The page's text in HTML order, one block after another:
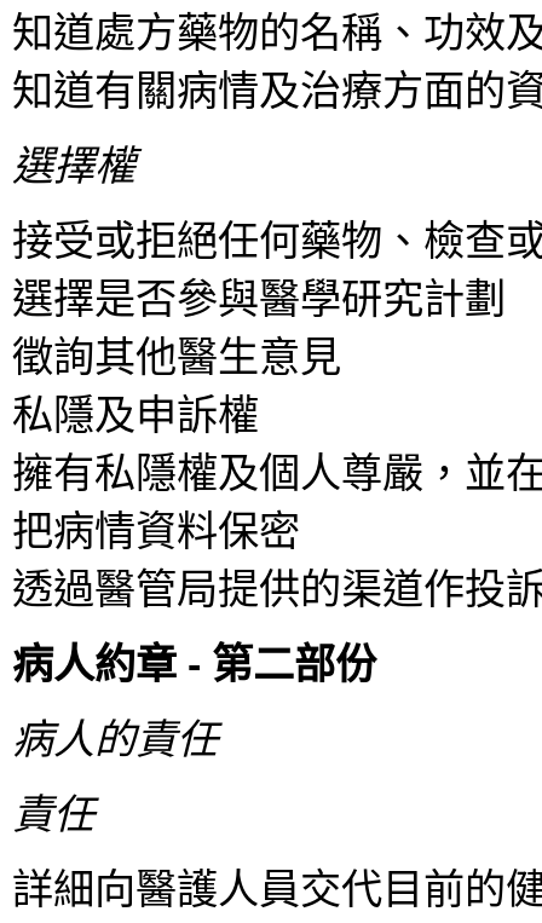
知道處方藥物的名稱、功效
知道有關病情及治療方面的
選擇權
接受或拒絕任何藥物、檢查
選擇是否參與醫學研究計劃
徵詢其他醫生意見
私隱及申訴權
擁有私隱權及個人尊嚴，並
把病情資料保密
透過醫管局提供的渠道作投
病人約章 - 第二部份
病人的責任
責任
詳細向醫護人員交代目前的